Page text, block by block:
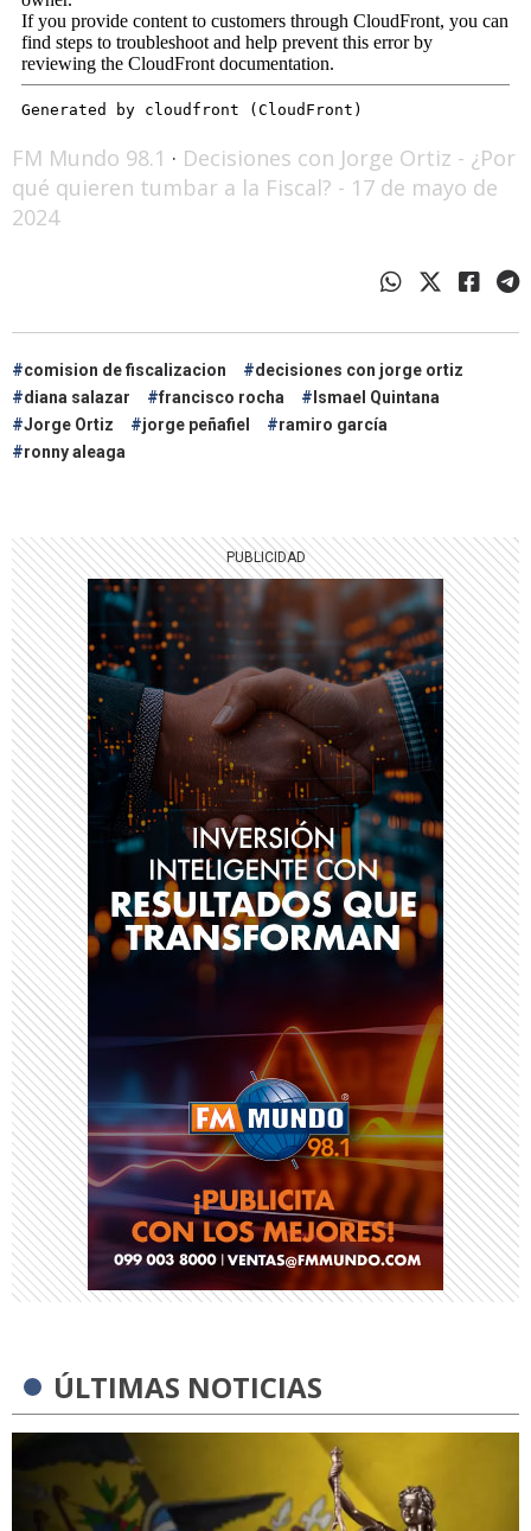
FM Mundo 98.1 · Decisiones con Jorge Ortiz - ¿Por
qué quieren tumbar a la Fiscal? - 17 de mayo de
2024
comision de fiscalizacion
decisiones con jorge ortiz
diana salazar
francisco rocha
Ismael Quintana
Jorge Ortiz
jorge peñafiel
ramiro garcía
ronny aleaga
ÚLTIMAS NOTICIAS